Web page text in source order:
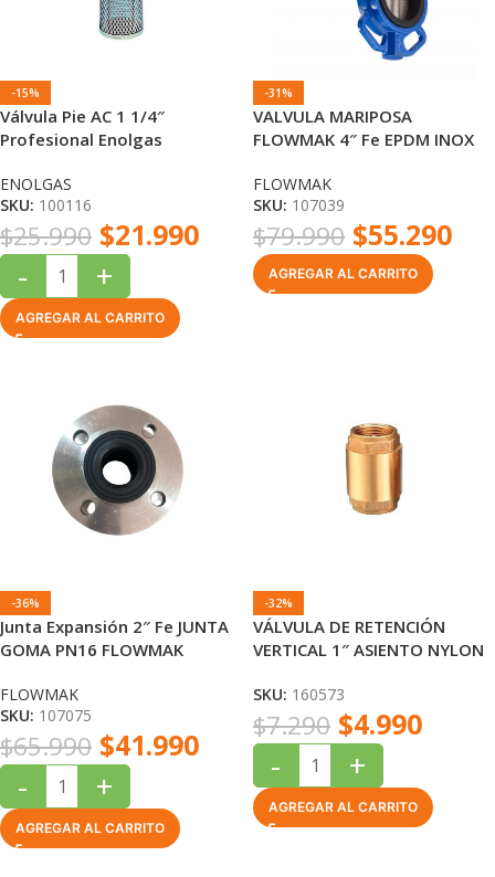
-15%
Válvula Pie AC 1 1/4″
Profesional Enolgas
ENOLGAS
SKU: 100116
$25.990 $21.990
- +
AGREGAR AL CARRITO
-31%
VALVULA MARIPOSA
FLOWMAK 4″ Fe EPDM INOX
FLOWMAK
SKU: 107039
$79.990 $55.290
AGREGAR AL CARRITO
-36%
Junta Expansión 2″ Fe JUNTA
GOMA PN16 FLOWMAK
FLOWMAK
SKU: 107075
$65.990 $41.990
- +
AGREGAR AL CARRITO
-32%
VÁLVULA DE RETENCIÓN
VERTICAL 1″ ASIENTO NYLON
SKU: 160573
$7.290 $4.990
- +
AGREGAR AL CARRITO